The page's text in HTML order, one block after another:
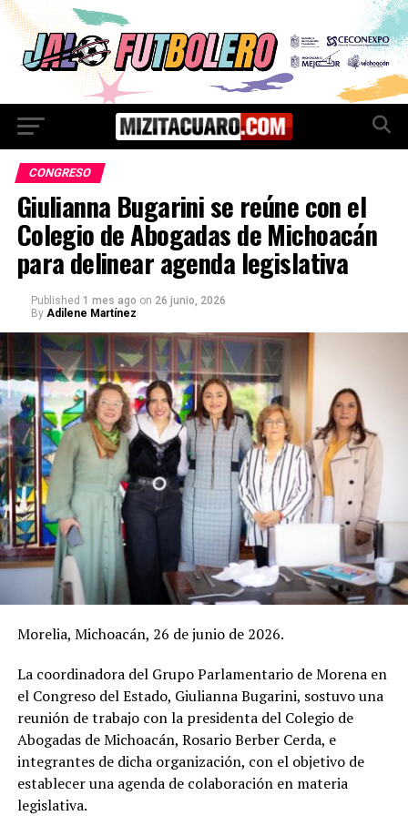
CONGRESO
Giulianna Bugarini se reúne con el
Colegio de Abogadas de Michoacán
para delinear agenda legislativa
Published 1 mes ago on 26 junio, 2026
By Adilene Martínez
Morelia, Michoacán, 26 de junio de 2026.
La coordinadora del Grupo Parlamentario de Morena en
el Congreso del Estado, Giulianna Bugarini, sostuvo una
reunión de trabajo con la presidenta del Colegio de
Abogadas de Michoacán, Rosario Berber Cerda, e
integrantes de dicha organización, con el objetivo de
establecer una agenda de colaboración en materia
legislativa.